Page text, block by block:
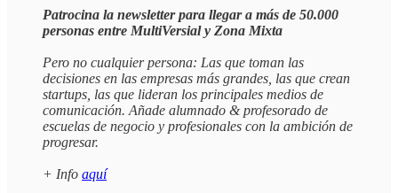
Patrocina la newsletter para llegar a más de 50.000
personas entre MultiVersial y Zona Mixta
Pero no cualquier persona: Las que toman las
decisiones en las empresas más grandes, las que crean
startups, las que lideran los principales medios de
comunicación. Añade alumnado & profesorado de
escuelas de negocio y profesionales con la ambición de
progresar.
+ Info aquí